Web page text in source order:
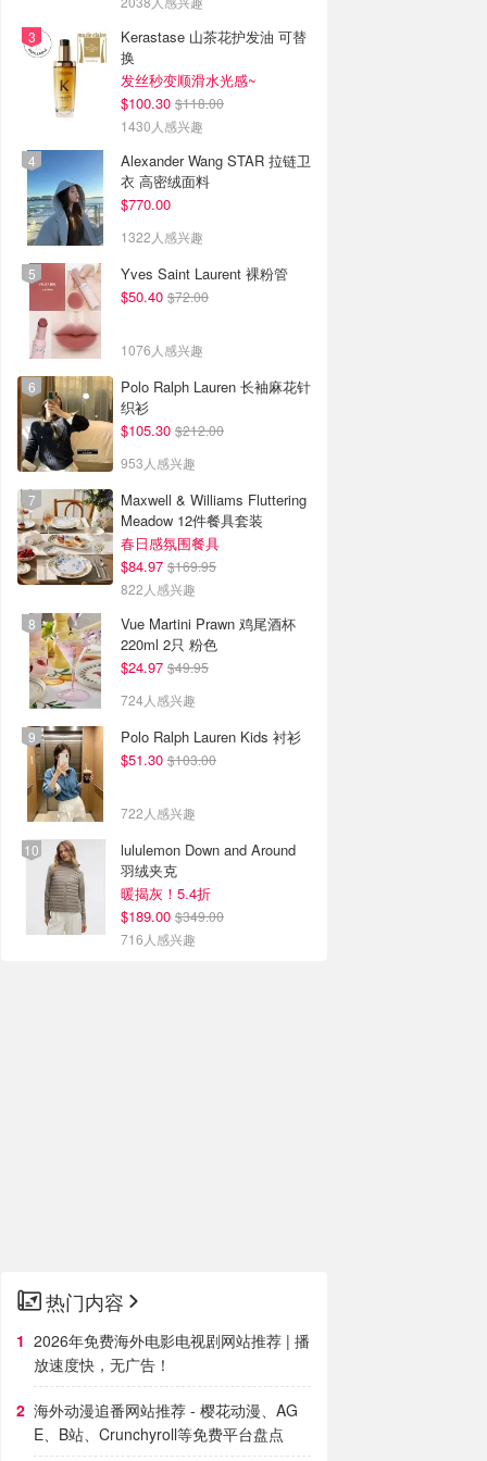
Kerastase 山茶花护发油 可替
换
发丝秒变顺滑水光感~
$100.30 $118.00
1430人感兴趣
Alexander Wang STAR 拉链卫
衣 高密绒面料
$770.00
1322人感兴趣
Yves Saint Laurent 裸粉管
$50.40 $72.00
1076人感兴趣
Polo Ralph Lauren 长袖麻花针
织衫
$105.30 $212.00
953人感兴趣
Maxwell & Williams Fluttering
Meadow 12件餐具套装
春日感氛围餐具
$84.97 $169.95
822人感兴趣
Vue Martini Prawn 鸡尾酒杯
220ml 2只 粉色
$24.97 $49.95
724人感兴趣
Polo Ralph Lauren Kids 衬衫
$51.30 $103.00
722人感兴趣
lululemon Down and Around
羽绒夹克
暖揭灰！5.4折
$189.00 $349.00
716人感兴趣
热门内容
2026年免费海外电影电视剧网站推荐 | 播
放速度快，无广告！
海外动漫追番网站推荐 - 樱花动漫、AG
E、B站、Crunchyroll等免费平台盘点